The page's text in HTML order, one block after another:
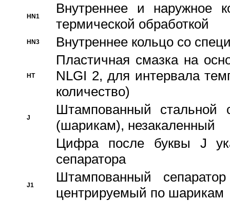
HN1
Bнутреннее и наружное
термической обработкой
HN3 Внутреннее кольцо со
HT
Пластичная смазка на
NLGI 2, для интервала
количество)
J
Штампованный стальной
(шарикам), незакаленный
Цифра после буквы J
сепаратора
J1
Штампованный
центрируемый по шарикам